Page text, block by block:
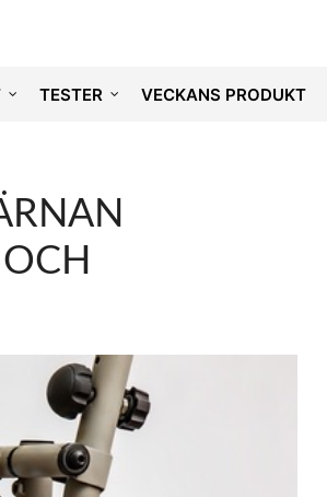
TESTER VECKANS PRODUKT